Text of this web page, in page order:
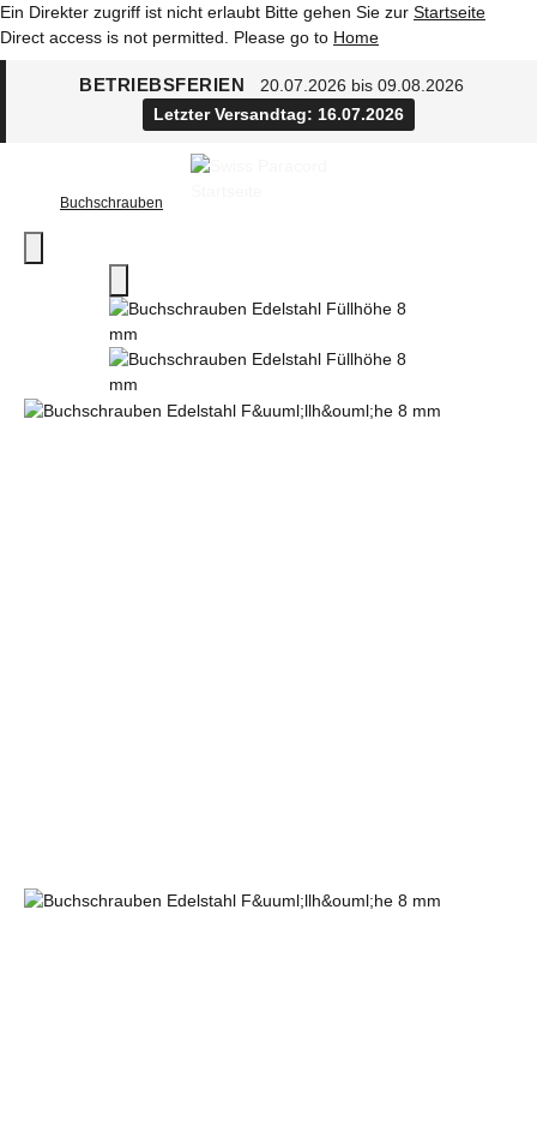
Ein Direkter zugriff ist nicht erlaubt Bitte gehen Sie zur Startseite
Direct access is not permitted. Please go to Home
BETRIEBSFERIEN
20.07.2026 bis 09.08.2026
Letzter Versandtag: 16.07.2026
Buchschrauben